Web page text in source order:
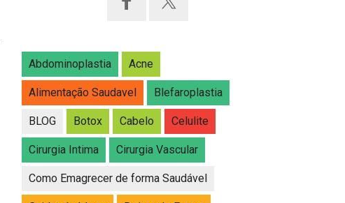
Abdominoplastia Acne
Alimentação Saudavel Blefaroplastia
BLOG Botox Cabelo Celulite
Cirurgia Intima Cirurgia Vascular
Como Emagrecer de forma Saudável